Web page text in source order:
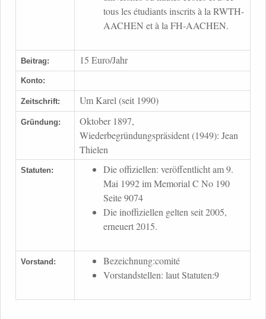
tous les étudiants inscrits à la RWTH-
AACHEN et à la FH-AACHEN.
Beitrag: 15 Euro/Jahr
Konto:
Zeitschrift: Um Karel (seit 1990)
Gründung:
Oktober 1897,
Wiederbegründungspräsident (1949): Jean
Thielen
Statuten:
Die offiziellen: veröffentlicht am 9.
Mai 1992 im Memorial C No 190
Seite 9074
Die inoffiziellen gelten seit 2005,
erneuert 2015.
Vorstand:
Bezeichnung:comité
Vorstandstellen: laut Statuten:9